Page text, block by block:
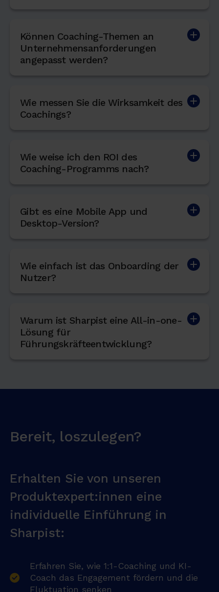
Können Coaching-Themen an
Unternehmensanforderungen
angepasst werden?
Wie messen Sie die Wirksamkeit des
Coachings?
Wie weise ich den ROI des
Coaching-Programms nach?
Gibt es eine Mobile App und
Desktop-Version?
Wie einfach ist das Onboarding der
Nutzer?
Warum ist Sharpist eine All-in-one-
Lösung für
Führungskräfteentwicklung?
Bereit, loszulegen?
Erhalten Sie von unseren
Produktexpert:innen eine
individuelle Einführung in
Sharpist:
Erfahren Sie, wie 1:1-Coaching und KI-
Coach das Engagement fördern und die
Fluktuation senken